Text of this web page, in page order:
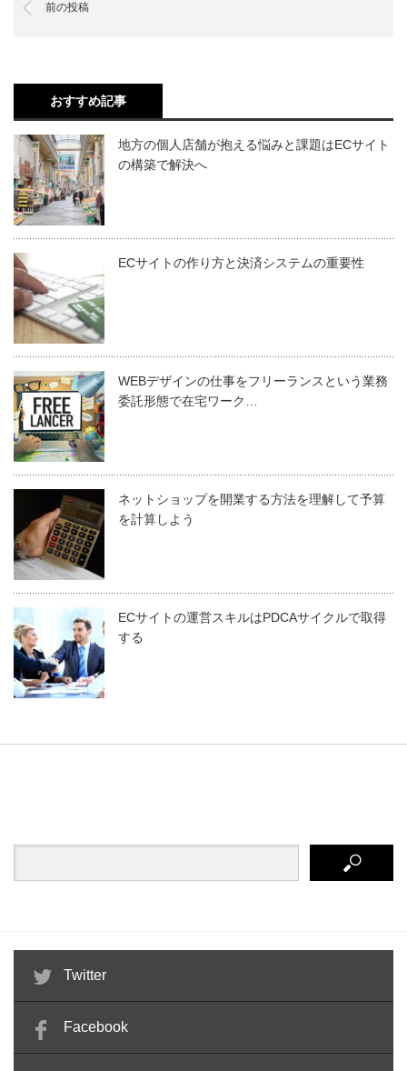
前の投稿
おすすめ記事
地方の個人店舗が抱える悩みと課題はECサイト
の構築で解決へ
ECサイトの作り方と決済システムの重要性
WEBデザインの仕事をフリーランスという業務
委託形態で在宅ワーク…
ネットショップを開業する方法を理解して予算
を計算しよう
ECサイトの運営スキルはPDCAサイクルで取得
する
Twitter
Facebook